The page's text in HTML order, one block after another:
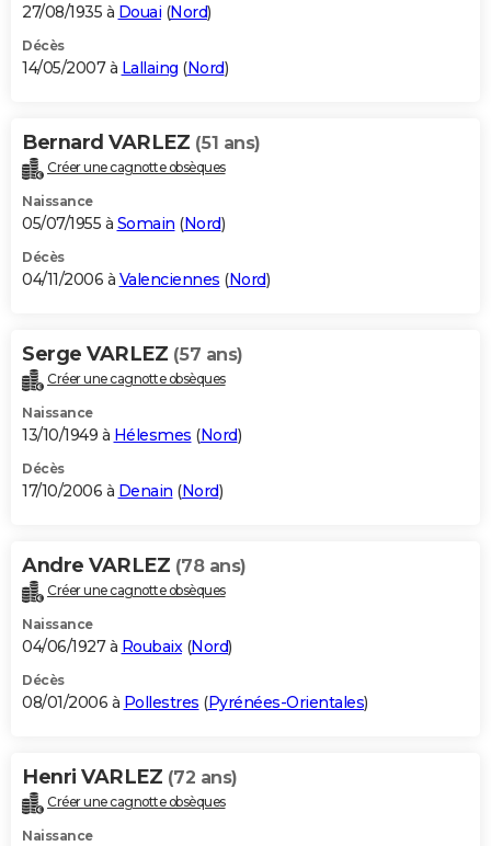
27/08/1935 à Douai (Nord)
Décès
14/05/2007 à Lallaing (Nord)
Bernard VARLEZ (51 ans)
Créer une cagnotte obsèques
Naissance
05/07/1955 à Somain (Nord)
Décès
04/11/2006 à Valenciennes (Nord)
Serge VARLEZ (57 ans)
Créer une cagnotte obsèques
Naissance
13/10/1949 à Hélesmes (Nord)
Décès
17/10/2006 à Denain (Nord)
Andre VARLEZ (78 ans)
Créer une cagnotte obsèques
Naissance
04/06/1927 à Roubaix(Nord)
Décès
08/01/2006 à Pollestres (Pyrénées-Orientales)
Henri VARLEZ (72 ans)
Créer une cagnotte obsèques
Naissance